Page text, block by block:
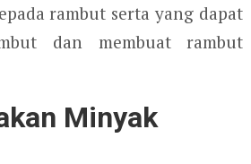
rambut serta yang dapat
dan membuat rambut
Minyak